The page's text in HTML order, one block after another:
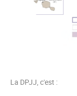
La DPJJ, c'est :